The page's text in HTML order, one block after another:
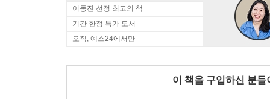
이동진 선정 최고의 책
기간 한정 특가 도서
오직, 예스24에서만
이 책을 구입하신 분